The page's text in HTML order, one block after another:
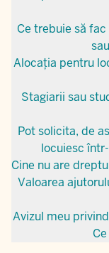
Ce trebuie să
Alocația pentru
Stagiarii sau
Pot solicita, de
locuiesc
Cine nu are
Valoarea
Avizul meu